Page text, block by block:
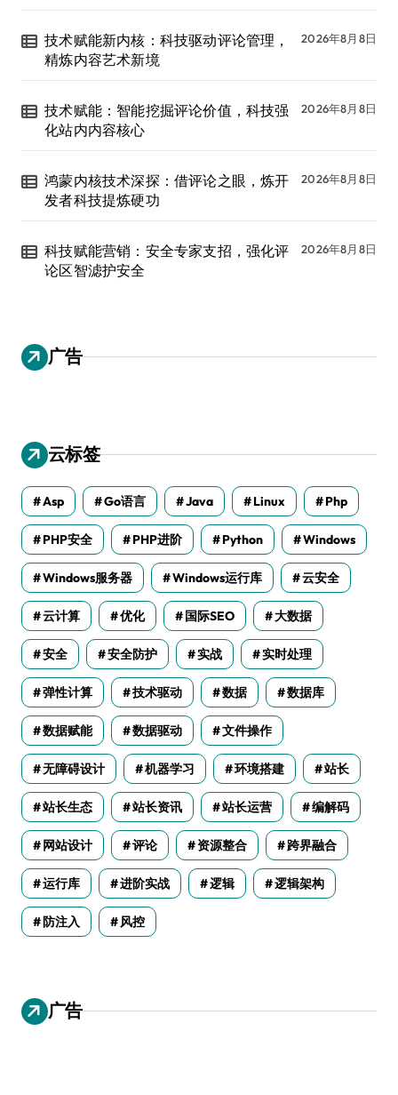
技术赋能新内核：科技驱动评论管理，
精炼内容艺术新境
2026年8月8日
技术赋能：智能挖掘评论价值，科技强
化站内内容核心
2026年8月8日
鸿蒙内核技术深探：借评论之眼，炼开
发者科技提炼硬功
2026年8月8日
科技赋能营销：安全专家支招，强化评
论区智滤护安全
2026年8月8日
广告
云标签
Asp Go语言 Java Linux Php
PHP安全 PHP进阶 Python Windows
Windows服务器 Windows运行库 云安全
云计算 优化 国际SEO 大数据
安全 安全防护 实战 实时处理
弹性计算 技术驱动 数据 数据库
数据赋能 数据驱动 文件操作
无障碍设计 机器学习 环境搭建 站长
站长生态 站长资讯 站长运营 编解码
网站设计 评论 资源整合 跨界融合
运行库 进阶实战 逻辑 逻辑架构
防注入 风控
广告